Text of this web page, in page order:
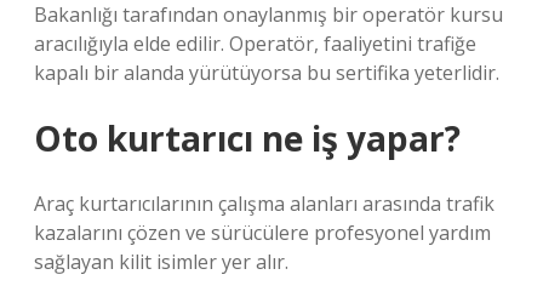
Bakanlığı tarafından onaylanmış bir operatör kursu
aracılığıyla elde edilir. Operatör, faaliyetini trafiğe
kapalı bir alanda yürütüyorsa bu sertifika yeterlidir.
Oto kurtarıcı ne iş yapar?
Araç kurtarıcılarının çalışma alanları arasında trafik
kazalarını çözen ve sürücülere profesyonel yardım
sağlayan kilit isimler yer alır.